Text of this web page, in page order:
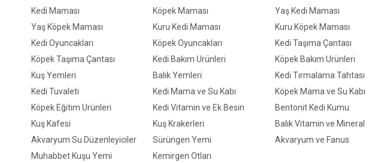
Kedi Maması Köpek Maması
Yaş Kedi Maması
Yaş Köpek Maması
Kuru Kedi Maması
Kuru Köpek Maması
Kedi Oyuncakları
Köpek Oyuncakları
Kedi Taşıma Çantası
Köpek Taşıma Çantası
Kedi Bakım Ürünleri
Köpek Bakım Ürünleri
Kuş Yemleri
Balık Yemleri
Kedi Tırmalama Tahtası
Kedi Tuvaleti
Kedi Mama ve Su Kabı
Köpek Mama ve Su Kabı
Köpek Eğitim Ürünleri
Kedi Vitamin ve Ek Besin
Bentonit Kedi Kumu
Kuş Kafesi
Kuş Krakerleri
Balık Vitamin ve Mineral
Akvaryum Su Düzenleyiciler
Sürüngen Yemi
Akvaryum ve Fanus
Muhabbet Kuşu Yemi
Kemirgen Otları